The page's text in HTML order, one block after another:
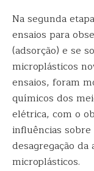
Na segunda
ensaios para
(adsorção) e se
microplásticos
ensaios, foram
químicos dos
elétrica, com o
influências sobre
desagregação
microplásticos.